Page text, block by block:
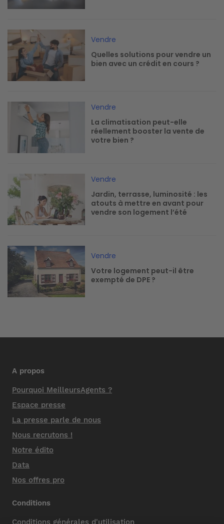
Image
Vendre
Quelles solutions pour vendre un
bien avec un crédit en cours ?
Image
Vendre
La climatisation peut-elle
réellement booster la vente de
votre bien ?
Image
Vendre
Jardin, terrasse, luminosité : les
atouts à mettre en avant pour
vendre son logement l’été
Image
Vendre
Votre logement peut-il être
exempté de DPE ?
A propos
Pourquoi MeilleursAgents ?
Espace presse
La presse parle de nous
Nous recrutons !
Notre édito
Data
Nos offres pro
Conditions
Conditions générales d'utilisation